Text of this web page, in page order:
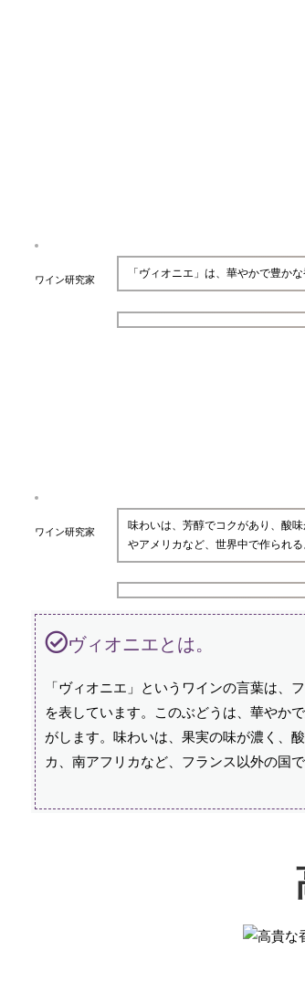
ワイン研究家 「ヴィオニエ」は、華やかで豊か
ワイン研究家
味わいは、芳醇でコクがあり、酸
やアメリカなど、世界中で作られ
ヴィオニエとは。
「ヴィオニエ」というワインの言葉は、
を表しています。このぶどうは、華やか
がします。味わいは、果実の味が濃く、
カ、南アフリカなど、フランス以外の国